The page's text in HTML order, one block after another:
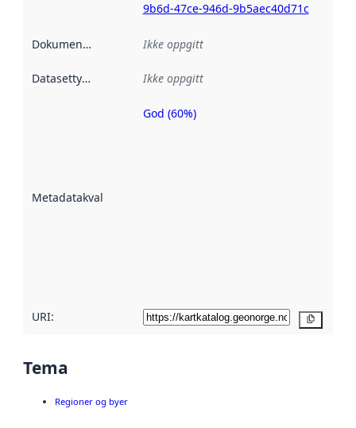
9b6d-47ce-946d-9b5aec40d71c
Dokumentasjon Ikke oppgitt
Datasettype Ikke oppgitt
Metadatakvalitet
Metadatakvalitet
God (60%)
URI:
Tema
Regioner og byer